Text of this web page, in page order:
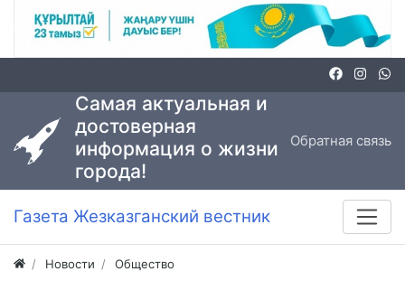
Самая актуальная и
достоверная
информация о жизни
города!
Обратная связь
Газета Жезказганский вестник
Новости Общество